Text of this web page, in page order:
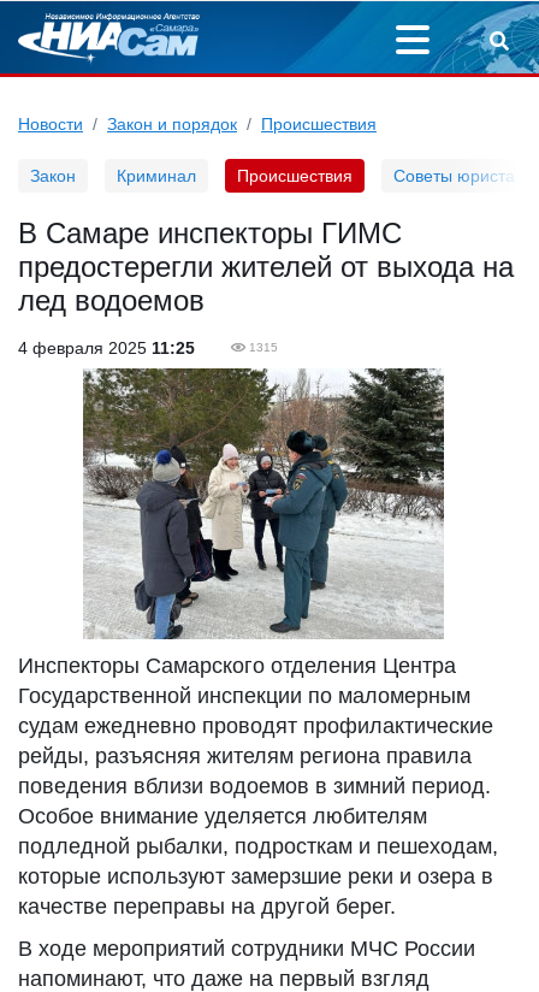
Новости Закон и порядок Происшествия
Закон Криминал Происшествия Советы юриста
В Самаре инспекторы ГИМС
предостерегли жителей от выхода на
лед водоемов
4 февраля 2025 11:25 1315
Инспекторы Самарского отделения Центра
Государственной инспекции по маломерным
судам ежедневно проводят профилактические
рейды, разъясняя жителям региона правила
поведения вблизи водоемов в зимний период.
Особое внимание уделяется любителям
подледной рыбалки, подросткам и пешеходам,
которые используют замерзшие реки и озера в
качестве переправы на другой берег.
В ходе мероприятий сотрудники МЧС России
напоминают, что даже на первый взгляд